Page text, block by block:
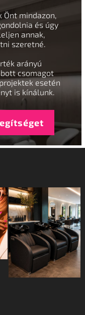
mindazon,
és úgy
annak,
szeretné.
arányú
csomagot
esetén
is kínálunk.